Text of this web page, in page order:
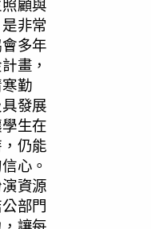
顧與
非常
多年
畫，
勤
發展
生在
仍能
心。
資源
部門